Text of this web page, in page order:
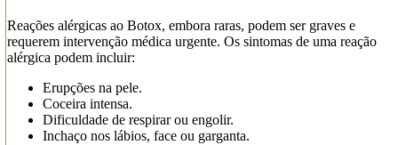
Reações alérgicas ao Botox, embora raras, podem ser graves e
requerem intervenção médica urgente. Os sintomas de uma reação
alérgica podem incluir:
Erupções na pele.
Coceira intensa.
Dificuldade de respirar ou engolir.
Inchaço nos lábios, face ou garganta.